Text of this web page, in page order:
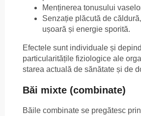
Menținerea tonusului
Senzație plăcută de
ușoară și energie sporită.
Efectele sunt individuale și
particularitățile fiziologice ale
starea actuală de sănătate și de
Băi mixte (combinate)
Băile combinate se pregătesc